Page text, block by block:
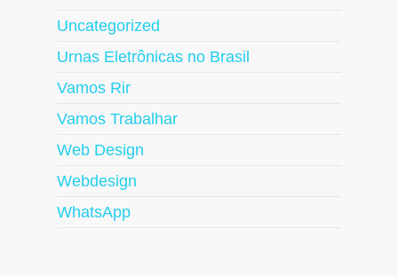
Uncategorized
Urnas Eletrônicas no Brasil
Vamos Rir
Vamos Trabalhar
Web Design
Webdesign
WhatsApp